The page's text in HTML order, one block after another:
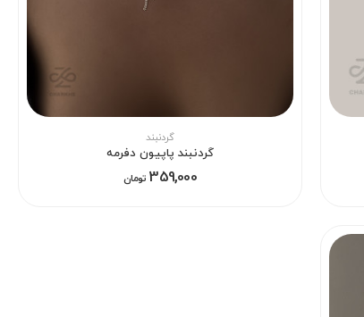
گردنبند
گردنبند پاپیون دفرمه
359,000 تومان